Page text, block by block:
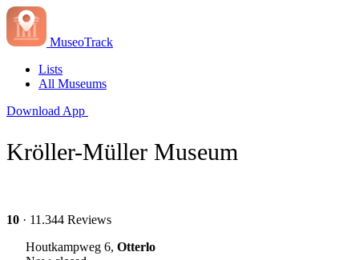
MuseoTrack
Lists
All Museums
Download App
Kröller-Müller Museum
10 · 11.344 Reviews
Houtkampweg 6, Otterlo